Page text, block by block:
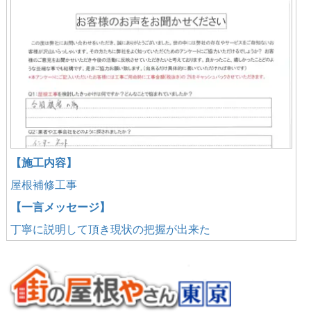
【施工内容】
屋根補修工事
【一言メッセージ】
丁寧に説明して頂き現状の把握が出来た